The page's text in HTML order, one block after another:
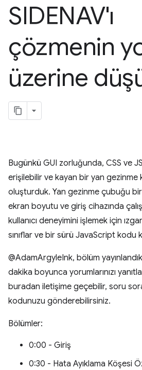
SIDENAV'ı
çözmenin
üzerine
Bugünkü GUI zorluğunda, CSS ve
erişilebilir ve kayan bir yan gezinme
oluşturduk. Yan gezinme çubuğu
ekran boyutu ve giriş cihazında
kullanıcı deneyimini işlemek için
sınıflar ve bir sürü JavaScript kodu
@AdamArgyleInk, bölüm
dakika boyunca yorumlarınızı
buradan iletişime geçebilir, soru
kodunuzu gönderebilirsiniz.
Bölümler:
0:00 - Giriş
0:30 - Hata Ayıklama Köşesi